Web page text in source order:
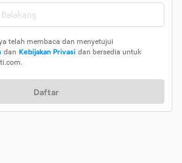
telah membaca dan menyetujui
dan Kebijakan Privasi dan bersedia untuk
Daftar